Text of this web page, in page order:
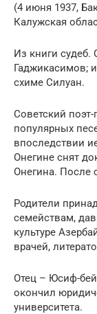
(4 июня 1937,
Калужская
Из книги
Гаджикасимов;
схиме Силуан.
Советский
популярных
впоследствии
Онегине снят
Онегина. После
Родители
семействам,
культуре
врачей,
Отец – Юсиф-
окончил
университета.